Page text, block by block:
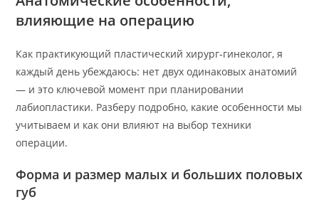
влияющие на операцию
Как практикующий пластический хирург‑гинеколог, я
каждый день убеждаюсь: нет двух одинаковых анатомий
— и это ключевой момент при планировании
лабиопластики. Разберу подробно, какие особенности мы
учитываем и как они влияют на выбор техники
операции.
Форма и размер малых и больших половых
губ